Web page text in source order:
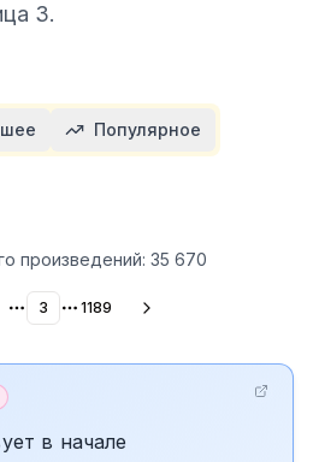
3.
Популярное
произведений: 35 670
More pages
3 More pages
1189
в начале